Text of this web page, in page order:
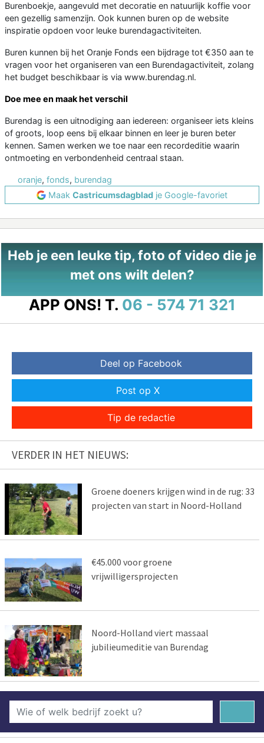
Burenboekje, aangevuld met decoratie en natuurlijk koffie voor
een gezellig samenzijn. Ook kunnen buren op de website
inspiratie opdoen voor leuke burendagactiviteiten.
Buren kunnen bij het Oranje Fonds een bijdrage tot €350 aan te
vragen voor het organiseren van een Burendagactiviteit, zolang
het budget beschikbaar is via www.burendag.nl.
Doe mee en maak het verschil
Burendag is een uitnodiging aan iedereen: organiseer iets kleins
of groots, loop eens bij elkaar binnen en leer je buren beter
kennen. Samen werken we toe naar een recordeditie waarin
ontmoeting en verbondenheid centraal staan.
oranje, fonds, burendag
Maak Castricumsdagblad je Google-favoriet
Heb je een leuke tip, foto of video die je
met ons wilt delen?
APP ONS! T. 06 - 574 71 321
Deel op Facebook
Post op X
Tip de redactie
VERDER IN HET NIEUWS:
Groene doeners krijgen wind in de rug: 33
projecten van start in Noord-Holland
€45.000 voor groene
vrijwilligersprojecten
Noord-Holland viert massaal
jubilieumeditie van Burendag